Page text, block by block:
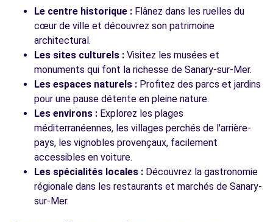
Le centre historique : Flânez dans les ruelles du
cœur de ville et découvrez son patrimoine
architectural.
Les sites culturels : Visitez les musées et
monuments qui font la richesse de Sanary-sur-Mer.
Les espaces naturels : Profitez des parcs et jardins
pour une pause détente en pleine nature.
Les environs : Explorez les plages
méditerranéennes, les villages perchés de l'arrière-
pays, les vignobles provençaux, facilement
accessibles en voiture.
Les spécialités locales : Découvrez la gastronomie
régionale dans les restaurants et marchés de Sanary-
sur-Mer.